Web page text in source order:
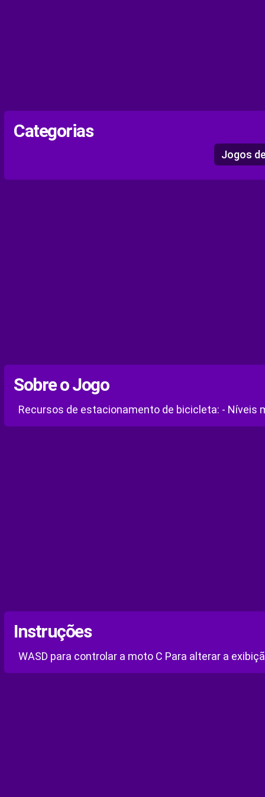
Categorias
Jogos
Sobre o Jogo
Recursos de estacionamento de bicicleta: - Níveis
Instruções
WASD para controlar a moto C Para alterar a